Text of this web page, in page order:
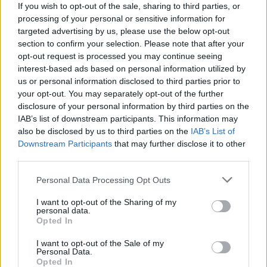
If you wish to opt-out of the sale, sharing to third parties, or
processing of your personal or sensitive information for
targeted advertising by us, please use the below opt-out
section to confirm your selection. Please note that after your
opt-out request is processed you may continue seeing
interest-based ads based on personal information utilized by
us or personal information disclosed to third parties prior to
your opt-out. You may separately opt-out of the further
disclosure of your personal information by third parties on the
IAB’s list of downstream participants. This information may
also be disclosed by us to third parties on the IAB’s List of
Downstream Participants that may further disclose it to other
Personal Data Processing Opt Outs
I want to opt-out of the Sharing of my
personal data.
Opted In
I want to opt-out of the Sale of my
Personal Data.
Opted In
Laidos Pokalbiai prie jūros. Atostogų ritmu
00:00:40
Dronai Vokietijoje kelia vis daugiau klausimų: du
pastebėti virš karinės bazės
Žinios Pasaulis
Visi įrašai
Žiūrimiausi įrašai
Vaizdai iš tragiškos avarijos Vilniaus r.: dviejų moterų ir
vaiko gyvybių išgelbėti nepavyko
Žinios | Lietuvos diena